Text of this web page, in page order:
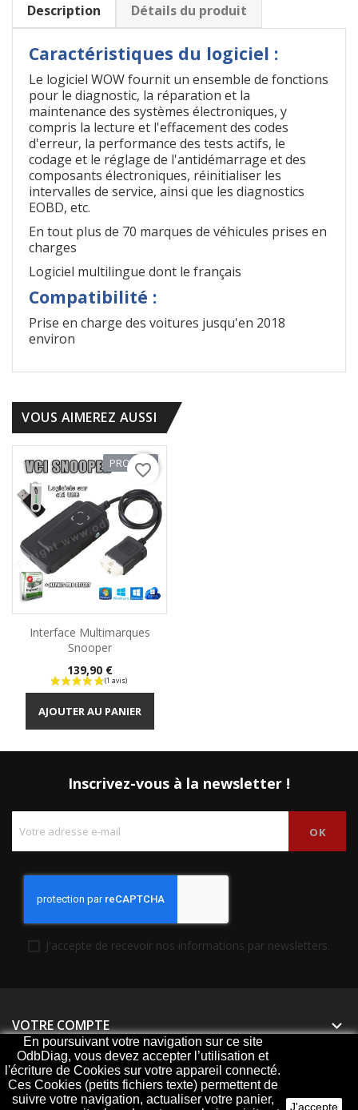
Description Détails du produit
Caractéristiques du logiciel :
Le logiciel WOW fournit un ensemble de fonctions
pour le diagnostic, la réparation et la
maintenance des systèmes électroniques, y
compris la lecture et l'effacement des codes
d'erreur, la performance des tests actifs, le
codage et le réglage de l'antidémarrage et des
composants électroniques, réinitialiser les
intervalles de service, ainsi que les diagnostics
EOBD, etc.
En tout plus de 70 marques de véhicules prises en
charges
Logiciel multilingue dont le français
Compatibilité :
Prise en charge des voitures jusqu'en 2018
environ
VOUS AIMEREZ AUSSI
PROMO !
Interface Multimarques
Snooper
Prix
139,90 €
AJOUTER AU PANIER
favorite_border
Inscrivez-vous à la newsletter !
J'accepte de recevoir nos informations par newsletters.
VOTRE COMPTE 
PRODUITS
NOTRE SOCIÉTÉ 
En poursuivant votre navigation sur ce site
OdbDiag, vous devez accepter l’utilisation et
l'écriture de Cookies sur votre appareil connecté.
Ces Cookies (petits fichiers texte) permettent de
suivre votre navigation, actualiser votre panier,
J'accepte